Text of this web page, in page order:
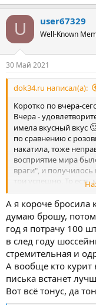
е
и
U user67329
Well-Known
30 Май 2021
dok34.ru написал(а):
Коротко по вчера-
Вчера -
имела вкусный вкус
по сравнению с
накатила, тоже
восприятие мира
враги", и
три успешно. То
обрадовались🙂
Лег спать вовремя, 7
радости, "автоматом"!
Это лишь одно из
гимнастика лёжа
большому кругу, по
огромной, радость
плюс появилась
Вселенной, авторам
Короче - явно ближе
Самостью и без
А я короче бросила
думаю брошу,
год я потрачу 100
в след году
стремительная и
А вообще кто курит
писька встанет
Вот всё тонус, да